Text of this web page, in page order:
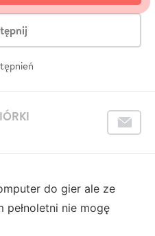
do gier ale ze
pełnoletni nie mogę